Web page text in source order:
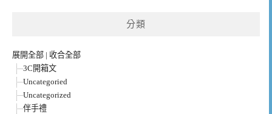
分類
展開全部 | 收合全部
3C開箱文
Uncategoried
Uncategorized
伴手禮